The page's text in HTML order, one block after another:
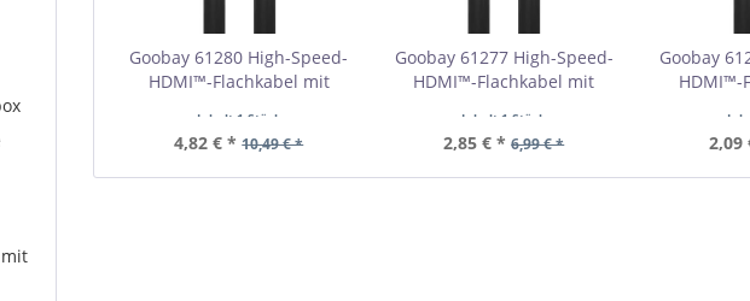
Goobay 61280 High-Speed-
HDMI™-Flachkabel mit
Inhalt 1 Stück
4,82 € * 10,49 € *
Goobay 61277 High-Speed-
HDMI™-Flachkabel mit
Inhalt 1 Stück
2,85 € * 6,99 € *
Goobay
HDMI™-
2,09